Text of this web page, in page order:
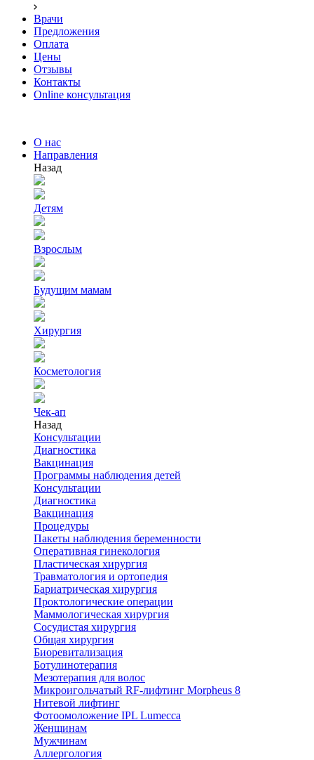
Врачи
Предложения
Оплата
Цены
Отзывы
Контакты
Online консультация
О нас
Направления
Назад
Детям
Взрослым
Будущим мамам
Хирургия
Косметология
Чек-ап
Назад
Консультации
Диагностика
Вакцинация
Программы наблюдения детей
Консультации
Диагностика
Вакцинация
Процедуры
Пакеты наблюдения беременности
Оперативная гинекология
Пластическая хирургия
Травматология и ортопедия
Бариатрическая хирургия
Проктологические операции
Маммологическая хирургия
Сосудистая хирургия
Общая хирургия
Биоревитализация
Ботулинотерапия
Мезотерапия для волос
Микроигольчатый RF-лифтинг Morpheus 8
Нитевой лифтинг
Фотоомоложение IPL Lumecca
Женщинам
Мужчинам
Аллергология